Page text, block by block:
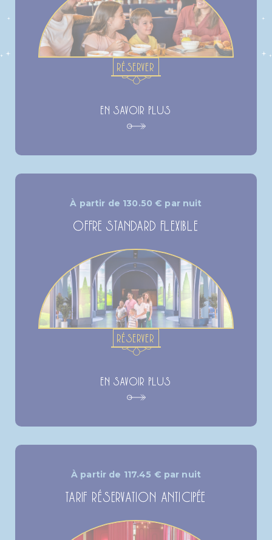
RÉSERVER
EN SAVOIR PLUS
À partir de 130.50€ par nuit
OFFRE STANDARD FLEXIBLE
RÉSERVER
EN SAVOIR PLUS
À partir de 117.45 € par nuit
TARIF RÉSERVATION ANTICIPÉE